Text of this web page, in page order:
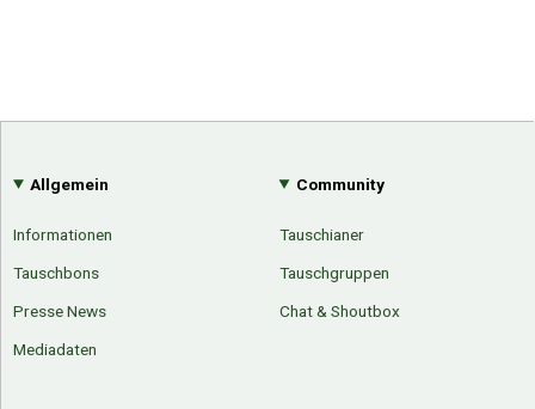
Allgemein
Informationen
Tauschbons
Presse News
Mediadaten
Community
Tauschianer
Tauschgruppen
Chat & Shoutbox